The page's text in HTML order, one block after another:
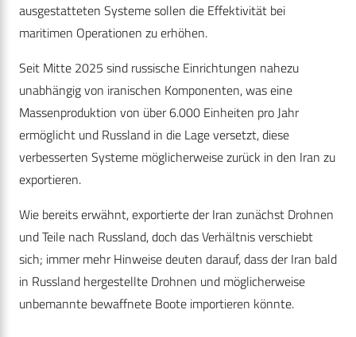
ausgestatteten Systeme sollen die Effektivität bei
maritimen Operationen zu erhöhen.
Seit Mitte 2025 sind russische Einrichtungen nahezu
unabhängig von iranischen Komponenten, was eine
Massenproduktion von über 6.000 Einheiten pro Jahr
ermöglicht und Russland in die Lage versetzt, diese
verbesserten Systeme möglicherweise zurück in den Iran zu
exportieren.
Wie bereits erwähnt, exportierte der Iran zunächst Drohnen
und Teile nach Russland, doch das Verhältnis verschiebt
sich; immer mehr Hinweise deuten darauf, dass der Iran bald
in Russland hergestellte Drohnen und möglicherweise
unbemannte bewaffnete Boote importieren könnte.